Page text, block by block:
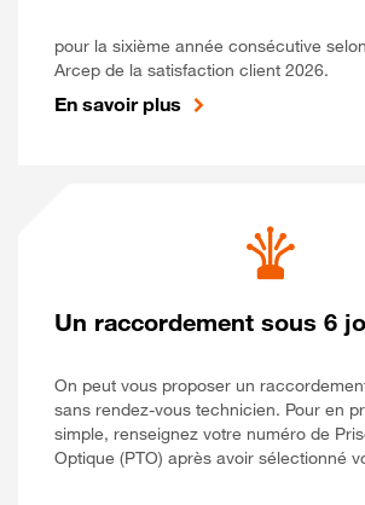
pour la sixième année consécutive
Arcep de la satisfaction client 2026.
En savoir plus
Un raccordement sous 6
On peut vous proposer un
sans rendez-vous technicien. Pour en
simple, renseignez votre numéro de
Optique (PTO) après avoir sélectionné